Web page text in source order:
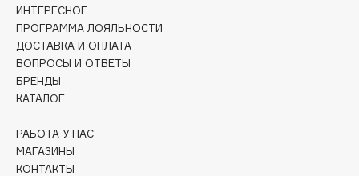
Collagenina
Consly
Corimo
CosRX
Cottolina
Cunzite
Curaprox
ИНТЕРЕСНОЕ
ПРОГРАММА ЛОЯЛЬНОСТИ
ДОСТАВКА И ОПЛАТА
ВОПРОСЫ И ОТВЕТЫ
БРЕНДЫ
КАТАЛОГ
РАБОТА У НАС
МАГАЗИНЫ
КОНТАКТЫ